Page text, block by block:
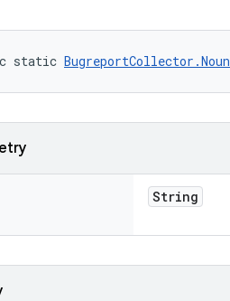
static BugreportCollector.Noun
String